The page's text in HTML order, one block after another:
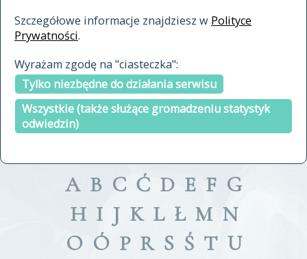
Szczegółowe informacje znajdziesz w Polityce
Prywatności.
Wyrażam zgodę na "ciasteczka":
Tylko niezbędne do działania serwisu
Wszystkie (także służące gromadzeniu statystyk
odwiedzin)
indeksie
a fronte
a tergo
A B C Ć D E F G
H I J K L Ł M N
O Ó P R S Ś T U